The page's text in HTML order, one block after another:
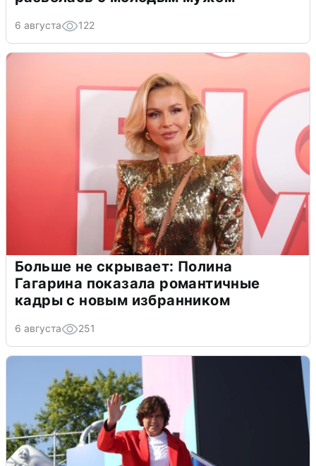
6 августа 122
Больше не скрывает: Полина
Гагарина показала романтичные
кадры с новым избранником
6 августа 251